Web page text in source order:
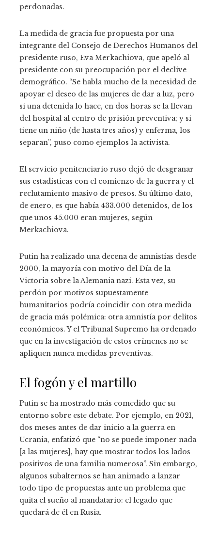
perdonadas.
La medida de gracia fue propuesta por una
integrante del Consejo de Derechos Humanos del
presidente ruso, Eva Merkachiova, que apeló al
presidente con su preocupación por el declive
demográfico. “Se habla mucho de la necesidad de
apoyar el deseo de las mujeres de dar a luz, pero
si una detenida lo hace, en dos horas se la llevan
del hospital al centro de prisión preventiva; y si
tiene un niño (de hasta tres años) y enferma, los
separan”, puso como ejemplos la activista.
El servicio penitenciario ruso dejó de desgranar
sus estadísticas con el comienzo de la guerra y el
reclutamiento masivo de presos. Su último dato,
de enero, es que había 433.000 detenidos, de los
que unos 45.000 eran mujeres, según
Merkachiova.
Putin ha realizado una decena de amnistías desde
2000, la mayoría con motivo del Día de la
Victoria sobre la Alemania nazi. Esta vez, su
perdón por motivos supuestamente
humanitarios podría coincidir con otra medida
de gracia más polémica: otra amnistía por delitos
económicos. Y el Tribunal Supremo ha ordenado
que en la investigación de estos crímenes no se
apliquen nunca medidas preventivas.
El fogón y el martillo
Putin se ha mostrado más comedido que su
entorno sobre este debate. Por ejemplo, en 2021,
dos meses antes de dar inicio a la guerra en
Ucrania, enfatizó que “no se puede imponer nada
[a las mujeres], hay que mostrar todos los lados
positivos de una familia numerosa”. Sin embargo,
algunos subalternos se han animado a lanzar
todo tipo de propuestas ante un problema que
quita el sueño al mandatario: el legado que
quedará de él en Rusia.